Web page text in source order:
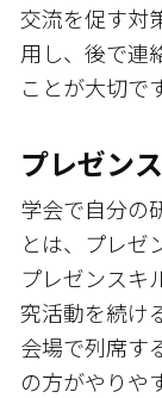
交流を促す対
用し、後で連
ことが大切です
プレゼン
学会で自分の
とは、プレゼ
プレゼンスキ
究活動を続け
会場で列席す
の方がやりや